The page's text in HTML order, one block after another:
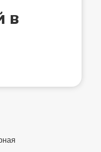
в